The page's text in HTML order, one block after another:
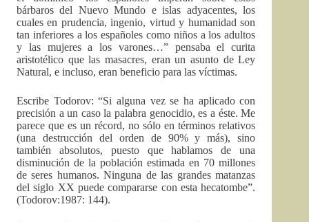
bárbaros del Nuevo Mundo e islas adyacentes, los
cuales en prudencia, ingenio, virtud y humanidad son
tan inferiores a los españoles como niños a los adultos
y las mujeres a los varones…” pensaba el curita
aristotélico que las masacres, eran un asunto de Ley
Natural, e incluso, eran beneficio para las víctimas.
Escribe Todorov: “Si alguna vez se ha aplicado con
precisión a un caso la palabra genocidio, es a éste. Me
parece que es un récord, no sólo en términos relativos
(una destrucción del orden de 90% y más), sino
también absolutos, puesto que hablamos de una
disminución de la población estimada en 70 millones
de seres humanos. Ninguna de las grandes matanzas
del siglo XX puede compararse con esta hecatombe”.
(Todorov:1987: 144).